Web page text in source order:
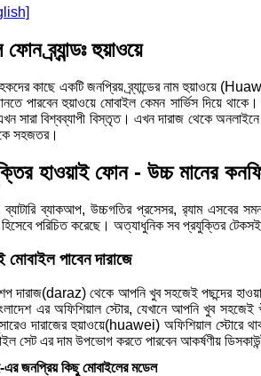
ব্র্যান্ডঃ হুয়াওয়ে
কাছে একটি জনপ্রিয় ব্র্যান্ডের নাম হুয়াওয়ে
পারবেন হুয়াওয়ে মোবাইল কেমন সার্ভিস দিয়ে
সারা বিশ্বব্যাপী বিস্তৃত। এখন দারাজ থেকে
সহজতর।
হাওয়াই ফোন - উচ্চ মানের
ব্যাটারি ব্যাকআপ, উচ্চগতির প্রসেসর, র‍্যাম এসবের
পরিচিত করেছে। অত্যাধুনিক সব প্রযুক্তির টেকসই
মোবাইল পাবেন দারাজে
দারাজ(daraz) থেকে আপনি খুব সহজেই পছন্দের
এর অফিশিয়াল স্টোর, যেখানে আপনি খুব
দারাজের হুয়াওয়ে(huawei) অফিশিয়াল স্টোরে
সেট এর দাম উপভোগ করতে পারবেন আকর্ষণীয়
এর জনপ্রিয় কিছু মোবাইলের মডেল